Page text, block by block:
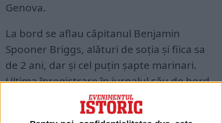
Genova.
La bord se aflau căpitanul Benjamin
Spooner Briggs, alături de soția și fiica sa
de 2 ani, dar și cel puțin șapte marinari.
Ultima înregistrare în jurnalul său de bord
datează din 25 noiembrie 1872 , ora 05:00.